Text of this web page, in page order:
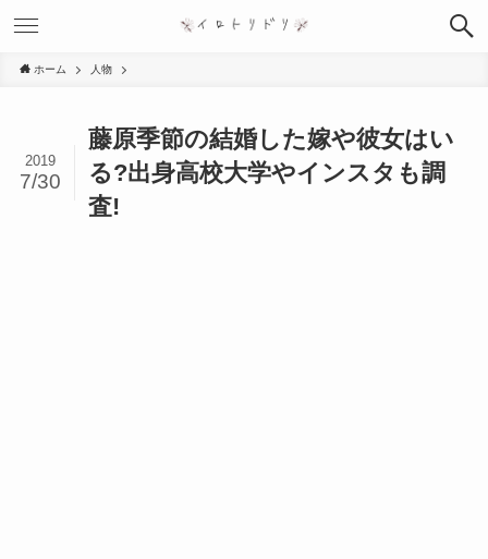
ホーム 人物
藤原季節の結婚した嫁や彼女はい
る?出身高校大学やインスタも調
査!
2019
7/30